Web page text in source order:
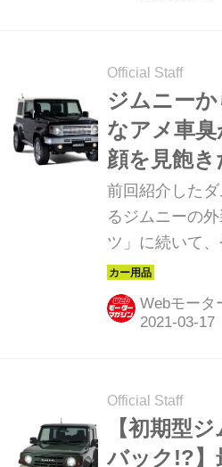
Official Staff
ジムニー
なアメ車
顔を見飽
「Little B」
前回紹介した
るジムニーの
ツ」に続いて
る 古き良きア
「Little B（リ
Webモータ
Official Staff
【初期型
バック!?】